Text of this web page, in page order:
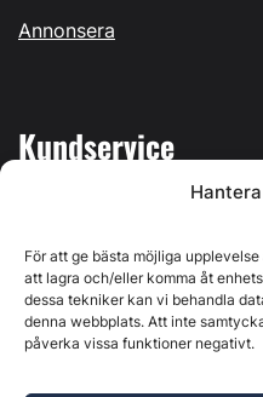
För att ge bästa möjliga
att lagra och/eller komma åt
dessa tekniker kan vi behandla
denna webbplats. Att inte
påverka vissa funktioner negativt.
Annonsera
Kundservice
Kontakta oss